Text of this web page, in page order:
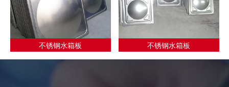
不锈钢水箱板 不锈钢水箱板